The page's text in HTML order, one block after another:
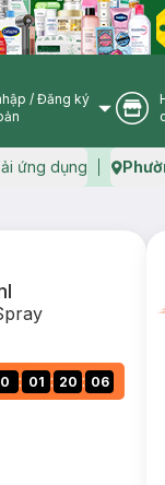
User Icon
/ Đăng ký
ứng dụng
0 : 01 : 20 : 05